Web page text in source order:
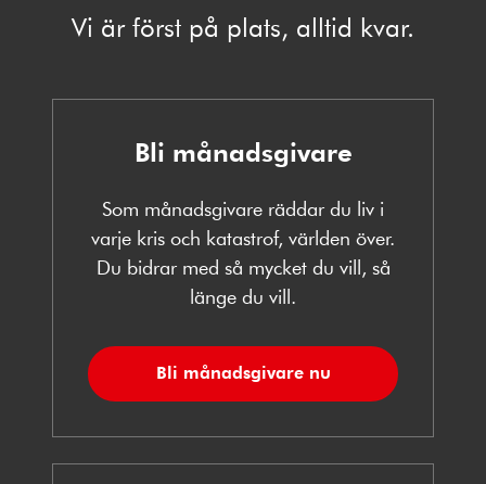
Vi är först på plats, alltid kvar.
Bli månadsgivare
Som månadsgivare räddar du liv i
varje kris och katastrof, världen över.
Du bidrar med så mycket du vill, så
länge du vill.
Bli månadsgivare nu